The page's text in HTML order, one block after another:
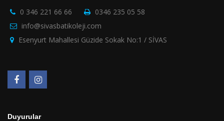
0 346 221 66 66
0346 235 05 58
info@sivasbatikoleji.com
Esenyurt Mahallesi Güzide Sokak No:1 / SİVAS
Duyurular